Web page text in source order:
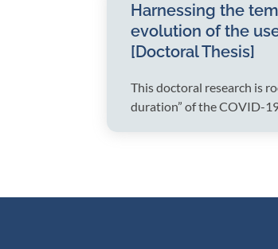
Harnessing the
evolution of the
[Doctoral Thesis]
This doctoral research is
duration” of the COVID-